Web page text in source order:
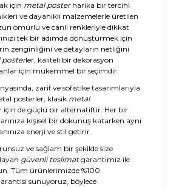
için metal posterharika bir tercih!
ve dayanıklı malzemelerle üretilen
ömürlü ve canlı renkleriyle dikkat
tek bir adımda dönüştürmek için
zenginliğini ve detayların netliğini
posterler, kaliteli bir dekorasyon
için mükemmel bir seçimdir.
zarif ve sofistike tasarımlarıyla
posterler, klasik metal
için de güçlü bir alternatiftir. Her bir
kişisel bir dokunuş katarken aynı
enerji ve stil getirir.
ve sağlam bir şekilde size
güvenli teslimatgarantimiz ile
Tüm ürünlerimizde %100
sunuyoruz, böylece